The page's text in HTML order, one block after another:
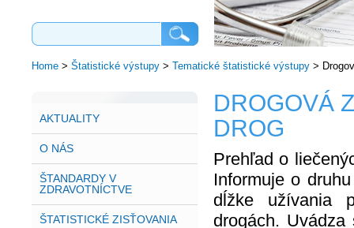
Home> Štatistické výstupy> Tematické štatistické výstupy>
AKTUALITY
O NÁS
ŠTANDARDY V
ZDRAVOTNÍCTVE
ŠTATISTICKÉ ZISŤOVANIA
DROGOVÁ
DROG
Prehľad o
Informuje o
dĺžke užívania
drogách. Uvádza